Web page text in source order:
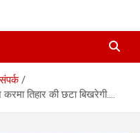
तिहार की छटा बिखरेगी….